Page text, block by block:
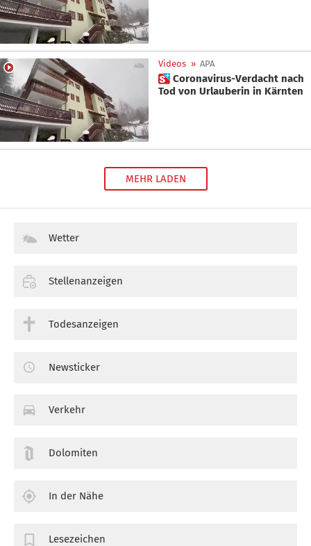
Videos » APA
 Coronavirus-Verdacht nach
Tod von Urlauberin in Kärnten
MEHR LADEN
Wetter
Stellenanzeigen
Todesanzeigen
Newsticker
Verkehr
Dolomiten
In der Nähe
Lesezeichen